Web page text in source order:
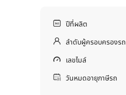
ปีที่ผลิต
ลำดับผู้ครอบครองรถ
เลขไมล์
วันหมดอายุภาษีรถ